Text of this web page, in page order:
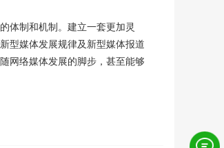
体制和机制。建立一套更加灵
型媒体发展规律及新型媒体报道
网络媒体发展的脚步，甚至能够